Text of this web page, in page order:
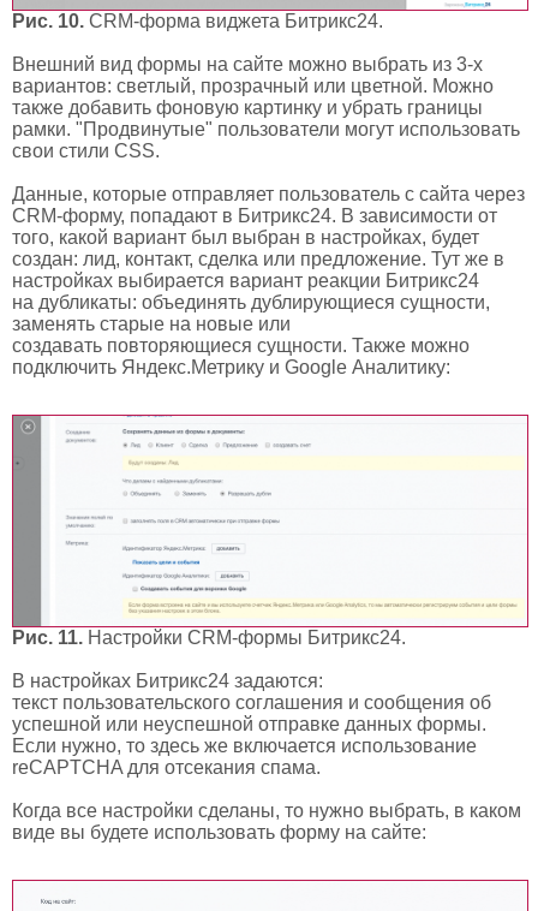
Рис. 10. CRM-форма виджета Битрикс24.
Внешний вид формы на сайте можно выбрать из 3-х
вариантов: светлый, прозрачный или цветной. Можно
также добавить фоновую картинку и убрать границы
рамки. "Продвинутые" пользователи могут использовать
свои стили CSS.
Данные, которые отправляет пользователь с сайта через
CRM-форму, попадают в Битрикс24. В зависимости от
того, какой вариант был выбран в настройках, будет
создан: лид, контакт, сделка или предложение. Тут же в
настройках выбирается вариант реакции Битрикс24
на дубликаты: объединять дублирующиеся сущности,
заменять старые на новые или
создавать повторяющиеся сущности. Также можно
подключить Яндекс.Метрику и Google Аналитику:
Рис. 11. Настройки CRM-формы Битрикс24.
В настройках Битрикс24 задаются:
текст пользовательского соглашения и сообщения об
успешной или неуспешной отправке данных формы.
Если нужно, то здесь же включается использование
reCAPTCHA для отсекания спама.
Когда все настройки сделаны, то нужно выбрать, в каком
виде вы будете использовать форму на сайте: